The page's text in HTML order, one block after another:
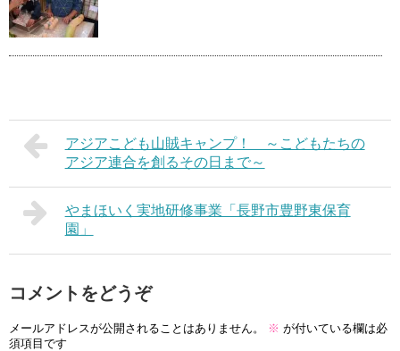
アジアこども山賊キャンプ！ ～こどもたちの
アジア連合を創るその日まで～
やまほいく実地研修事業「長野市豊野東保育
園」
コメントをどうぞ
メールアドレスが公開されることはありません。 ※ が付いている欄は必
須項目です